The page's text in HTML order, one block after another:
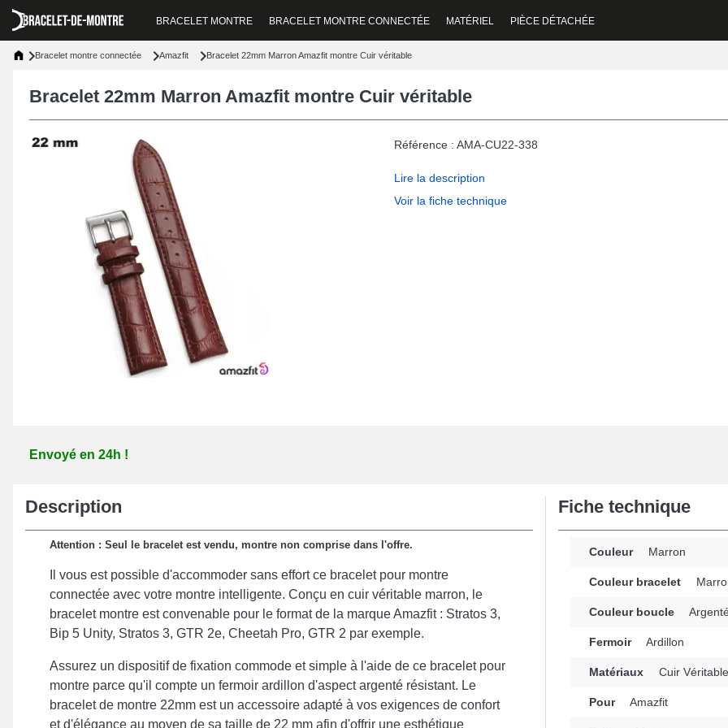
BRACELET MONTRE BRACELET MONTRE CONNECTÉE MATÉRIEL PIÈCE DÉTACHÉE
Bracelet montre connectée Amazfit Bracelet 22mm Marron Amazfit montre Cuir véritable
Bracelet 22mm Marron Amazfit montre Cuir véritable
Référence : AMA-CU22-338
Lire la description
Voir la fiche technique
Envoyé en 24h !
Description
Attention : Seul le bracelet est vendu, montre non comprise dans l'offre.
Il vous est possible d'accommoder sans effort ce bracelet pour montre
connectée avec votre montre intelligente. Conçu en cuir véritable marron, le
bracelet montre est convenable pour le format de la marque Amazfit : Stratos 3,
Bip 5 Unity, Stratos 3, GTR 2e, Cheetah Pro, GTR 2 par exemple.
Assurez un dispositif de fixation commode et simple à l'aide de ce bracelet pour
montre parce qu'il compte un fermoir ardillon d'aspect argenté résistant. Le
bracelet de montre 22mm est un accessoire adapté à vos exigences de confort
et d'élégance au moyen de sa taille de 22 mm afin d'offrir une esthétique
Fiche technique
Couleur Marron
Couleur bracelet
Couleur boucle
Fermoir Ardillon
Matériaux Cuir Véritable
Pour Amazfit